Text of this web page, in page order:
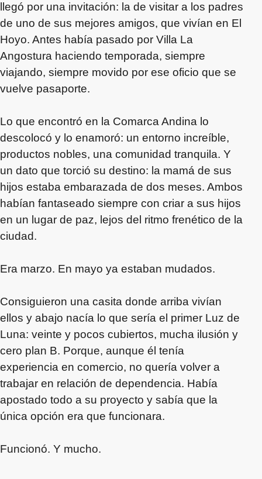
llegó por una invitación: la de visitar a los padres
de uno de sus mejores amigos, que vivían en El
Hoyo. Antes había pasado por Villa La
Angostura haciendo temporada, siempre
viajando, siempre movido por ese oficio que se
vuelve pasaporte.
Lo que encontró en la Comarca Andina lo
descolocó y lo enamoró: un entorno increíble,
productos nobles, una comunidad tranquila. Y
un dato que torció su destino: la mamá de sus
hijos estaba embarazada de dos meses. Ambos
habían fantaseado siempre con criar a sus hijos
en un lugar de paz, lejos del ritmo frenético de la
ciudad.
Era marzo. En mayo ya estaban mudados.
Consiguieron una casita donde arriba vivían
ellos y abajo nacía lo que sería el primer Luz de
Luna: veinte y pocos cubiertos, mucha ilusión y
cero plan B. Porque, aunque él tenía
experiencia en comercio, no quería volver a
trabajar en relación de dependencia. Había
apostado todo a su proyecto y sabía que la
única opción era que funcionara.
Funcionó. Y mucho.